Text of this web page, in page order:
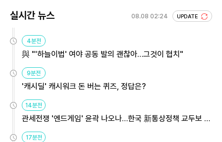
실시간 뉴스 08.08 02:24 UPDATE
4분전
與 "'하늘이법' 여야 공동 발의 괜찮아…그것이 협치"
9분전
'캐시딜' 캐시워크 돈 버는 퀴즈, 정답은?
14분전
관세전쟁 '엔드게임' 윤곽 나오나…한국 新통상정책 교두보 활
용해야
17분전